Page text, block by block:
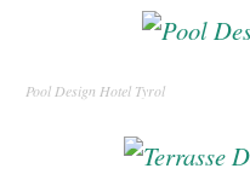
Pool Design Hotel Tyrol